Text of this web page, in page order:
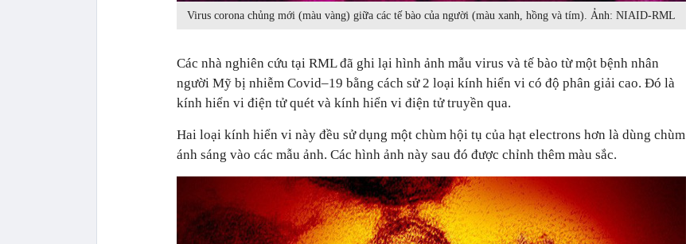
Virus corona chủng mới (màu vàng) giữa các tế bào của người (màu xanh, hồng và tím). Ảnh: NIAID-RML
Các nhà nghiên cứu tại RML đã ghi lại hình ảnh mẫu virus và tế bào từ một bệnh nhân
người Mỹ bị nhiễm Covid–19 bằng cách sử 2 loại kính hiển vi có độ phân giải cao. Đó là
kính hiển vi điện tử quét và kính hiển vi điện tử truyền qua.
Hai loại kính hiển vi này đều sử dụng một chùm hội tụ của hạt electrons hơn là dùng chùm
ánh sáng vào các mẫu ảnh. Các hình ảnh này sau đó được chỉnh thêm màu sắc.